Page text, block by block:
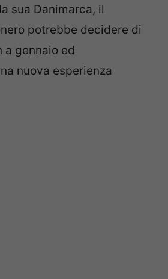
sua Danimarca, il
potrebbe decidere di
a gennaio ed
nuova esperienza